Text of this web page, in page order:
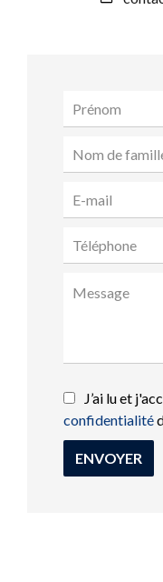
J’ai lu et
confidentialité
ENVOYER